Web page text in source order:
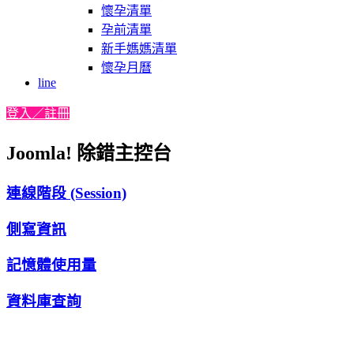
懷孕清單
孕前清單
新手媽媽清單
懷孕月曆
line
登入／註冊
Joomla! 除錯主控台
連線階段 (Session)
側寫資訊
記憶體使用量
資料庫查詢